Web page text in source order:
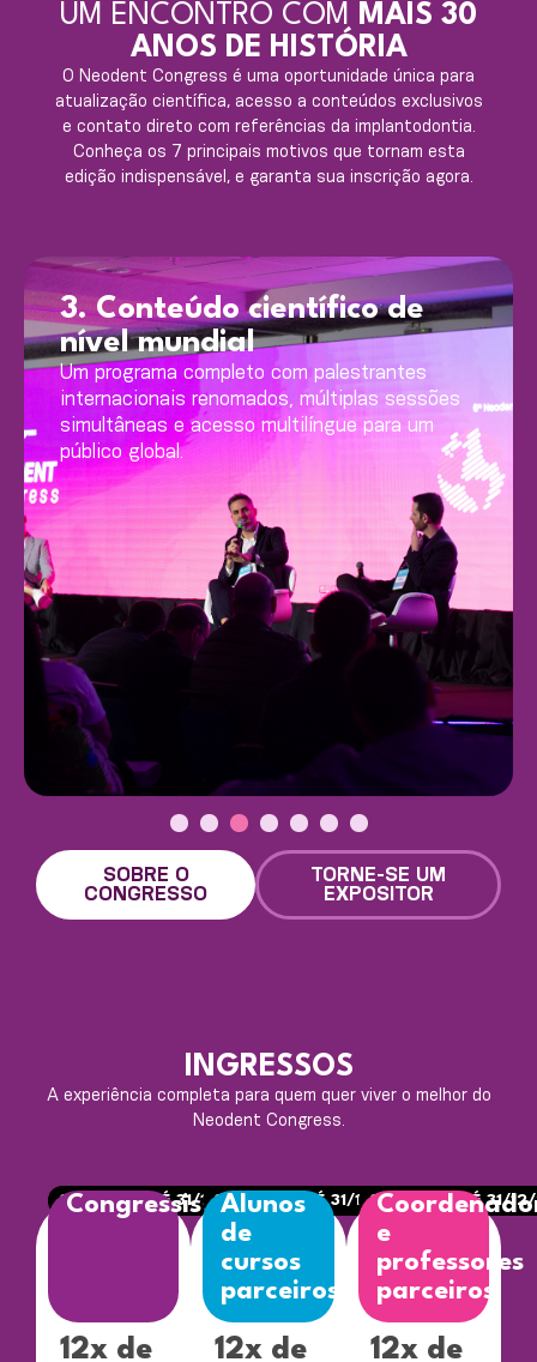
UM ENCONTRO COM MAIS 30
ANOS DE HISTÓRIA
O Neodent Congress é uma oportunidade única para
atualização científica, acesso a conteúdos exclusivos
e contato direto com referências da implantodontia.
Conheça os 7 principais motivos que tornam esta
edição indispensável, e garanta sua inscrição agora.
4. Sessões hands on
Teste e explore as soluções Neodent em
cenários clínicos reais, com sessões práticas
desenvolvidas para aprimorar habilidades em
todo o portfólio.
1
SOBRE O
CONGRESSO
TORNE-SE UM
EXPOSITOR
INGRESSOS
A experiência completa para quem quer viver o melhor do
Neodent Congress.
3º LOTE (ATÉ 31/12/26)
Congressistas
12x de
3º LOTE (ATÉ 31/12/26)
Alunos
de
cursos
parceiros
12x de
3º LOTE (ATÉ 31/
e
professores
parceiros
12x de